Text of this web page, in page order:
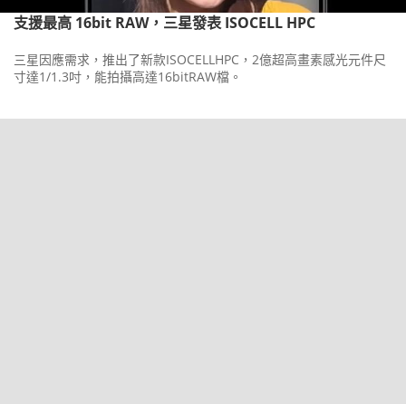
支援最高 16bit RAW，三星發表 ISOCELL HPC
三星因應需求，推出了新款ISOCELLHPC，2億超高畫素感光元件尺
寸達1/1.3吋，能拍攝高達16bitRAW檔。